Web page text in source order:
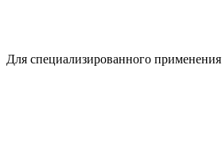
Для специализированного применения